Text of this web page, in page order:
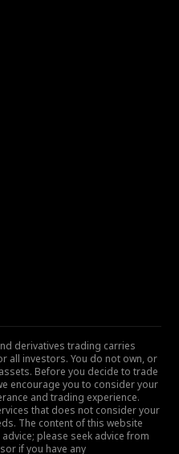
derivatives trading carries
all investors. You do not own, or
Before you decide to trade
encourage you to consider your
and trading experience.
that does not consider your
The content of this website
please seek advice from
if you have any